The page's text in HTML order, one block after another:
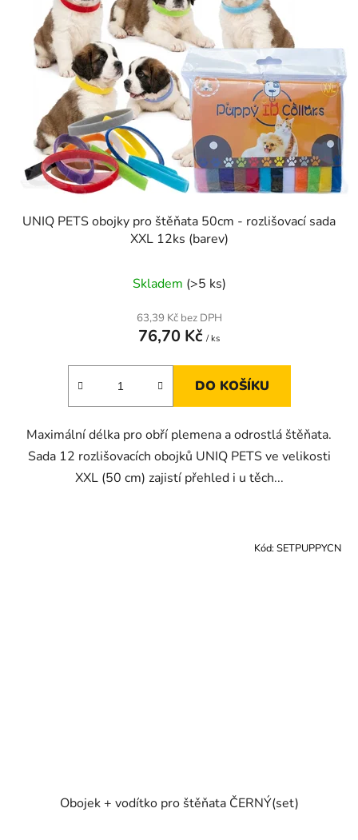
UNIQ PETS obojky pro štěňata 50cm - rozlišovací sada
XXL 12ks (barev)
Skladem (>5 ks)
63,39 Kč bez DPH
76,70 Kč / ks
DO KOŠÍKU
Maximální délka pro obří plemena a odrostlá štěňata.
Sada 12 rozlišovacích obojků UNIQ PETS ve velikosti
XXL (50 cm) zajistí přehled i u těch...
Obojek + vodítko pro štěňata ČERNÝ(set)
Kód: SETPUPPYCN